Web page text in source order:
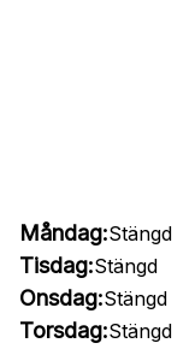
Måndag:Stängd
Tisdag:Stängd
Onsdag:Stängd
Torsdag:Stängd